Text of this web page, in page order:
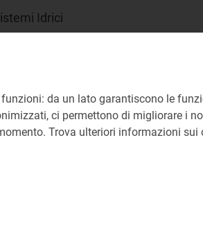
Idrici
2015/R/idr
e aggiornamento di regole
da un lato garantiscono le
ci permettono di migliorare i
Trova ulteriori informazioni sui